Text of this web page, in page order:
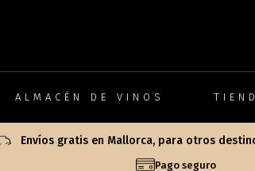
ALMACÉN DE VINOS
Envíos gratis en Mallorca, para otros
Pago seguro